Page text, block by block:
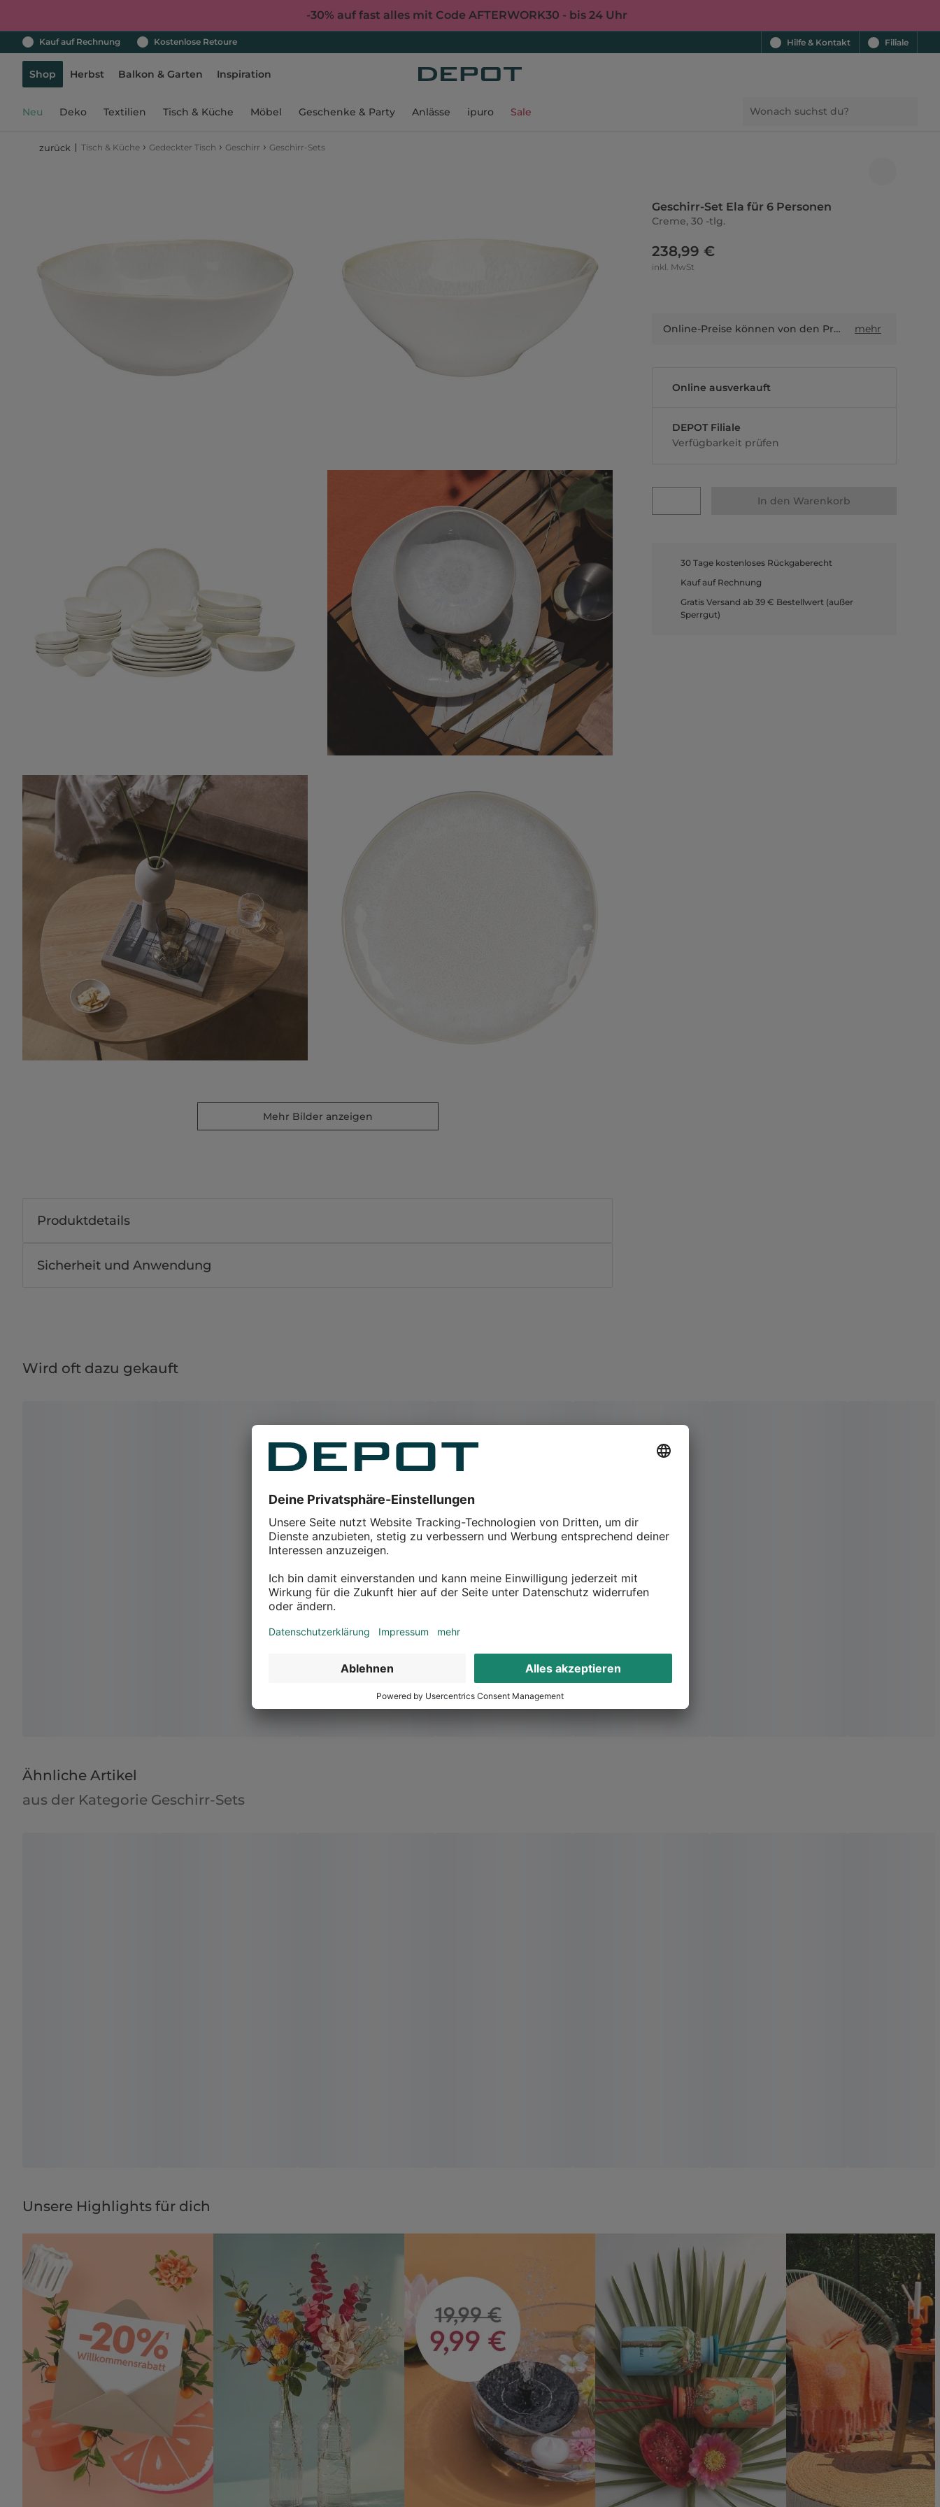
-30% auf fast alles mit Code AFTERWORK30 - bis 24 Uhr
Kauf auf Rechnung Kostenlose Retoure Hilfe & Kontakt Filiale
Shop Herbst Balkon & Garten Inspiration
Neu Deko Textilien Tisch & Küche Möbel Geschenke & Party Anlässe ipuro Sale
zurück Tisch & Küche › Gedeckter Tisch › Geschirr › Geschirr-Sets
Mehr Bilder anzeigen
Geschirr-Set Ela für 6 Personen
Creme, 30 -tlg.
238,99 €
inkl. MwSt
Online-Preise können von den Preisen in Filialen sowie Shop-in-Shop-Flächen abweichen. mehr
Online ausverkauft
DEPOT Filiale
Verfügbarkeit prüfen
In den Warenkorb
30 Tage kostenloses Rückgaberecht
Kauf auf Rechnung
Gratis Versand ab 39 € Bestellwert (außer
Sperrgut)
Produktdetails
Sicherheit und Anwendung
Wird oft dazu gekauft
Ähnliche Artikel
aus der Kategorie Geschirr-Sets
Unsere Highlights für dich